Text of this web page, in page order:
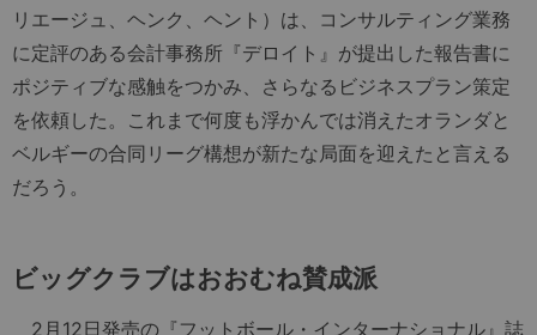
リエージュ、ヘンク、ヘント）は、コンサルティング業務
に定評のある会計事務所『デロイト』が提出した報告書に
ポジティブな感触をつかみ、さらなるビジネスプラン策定
を依頼した。これまで何度も浮かんでは消えたオランダと
ベルギーの合同リーグ構想が新たな局面を迎えたと言える
だろう。
ビッグクラブはおおむね賛成派
2月12日発売の『フットボール・インターナショナル』誌